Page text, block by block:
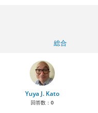
総合
Yuya J. Kato
回答数： 0